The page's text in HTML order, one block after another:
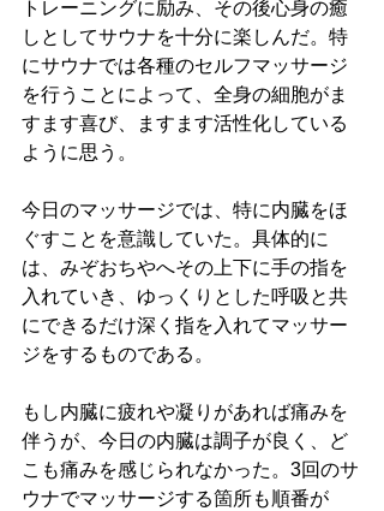
トレーニングに励み、その後心身の癒
しとしてサウナを十分に楽しんだ。特
にサウナでは各種のセルフマッサージ
を行うことによって、全身の細胞がま
すます喜び、ますます活性化している
ように思う。
今日のマッサージでは、特に内臓をほ
ぐすことを意識していた。具体的に
は、みぞおちやへその上下に手の指を
入れていき、ゆっくりとした呼吸と共
にできるだけ深く指を入れてマッサー
ジをするものである。
もし内臓に疲れや凝りがあれば痛みを
伴うが、今日の内臓は調子が良く、ど
こも痛みを感じられなかった。3回のサ
ウナでマッサージする箇所も順番が